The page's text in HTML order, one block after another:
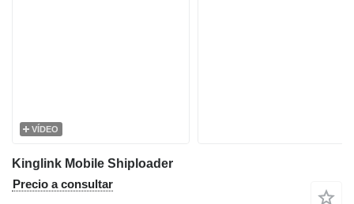
VÍDEO
Kinglink Mobile Shiploader
Precio a consultar